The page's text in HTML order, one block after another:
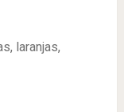
laranjas,